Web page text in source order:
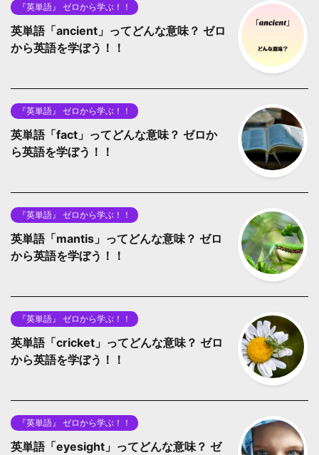
『英単語』 ゼロから学ぶ！！
英単語「ancient」ってどんな意味？ ゼロ
から英語を学ぼう！！
『英単語』 ゼロから学ぶ！！
英単語「fact」ってどんな意味？ ゼロか
ら英語を学ぼう！！
『英単語』 ゼロから学ぶ！！
英単語「mantis」ってどんな意味？ ゼロ
から英語を学ぼう！！
『英単語』 ゼロから学ぶ！！
英単語「cricket」ってどんな意味？ ゼロ
から英語を学ぼう！！
『英単語』 ゼロから学ぶ！！
英単語「eyesight」ってどんな意味？ ゼ